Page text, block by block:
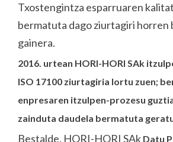
Txostengintza esparruaren
bermatuta dago ziurtagiri horren
gainera.
2016. urtean HORI-HORI SAk
ISO 17100 ziurtagiria lortu zuen;
enpresaren itzulpen-prozesu
zainduta daudela bermatuta
Bestalde, HORI-HORI SAk Datu